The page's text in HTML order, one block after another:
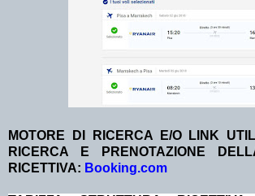
MOTORE DI RICERCA E/O LINK
RICERCA E PRENOTAZIONE
RICETTIVA: Booking.com